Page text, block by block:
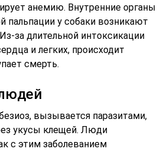
анемию. Внутренние органы
пальпации у собаки возникают
за длительной интоксикации
и легких, происходит
смерть.
вызывается паразитами,
укусы клещей. Люди
с этим заболеванием